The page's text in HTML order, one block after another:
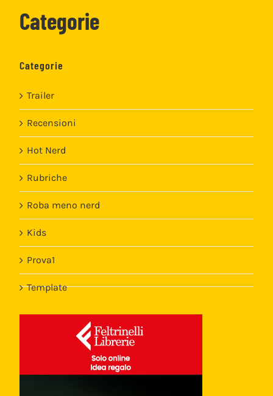
Categorie
Categorie
Trailer
Recensioni
Hot Nerd
Rubriche
Roba meno nerd
Kids
Prova1
Template